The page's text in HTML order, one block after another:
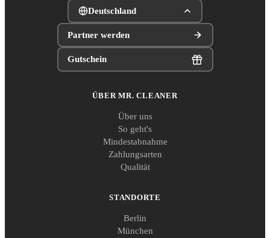
Deutschland
Partner werden
Gutschein
ÜBER MR. CLEANER
Über uns
So geht's
Mindestabnahme
Zahlungsarten
Qualität
STANDORTE
Berlin
München